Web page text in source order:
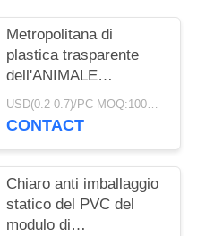
Metropolitana di
plastica trasparente
dell'ANIMALE
DOMESTICO PETG
Candy della
cappucci CMYK
USD(0.2-0.7)/PC MOQ:1000pcs
CONTACT
Chiaro anti imballaggio
statico del PVC del
modulo di